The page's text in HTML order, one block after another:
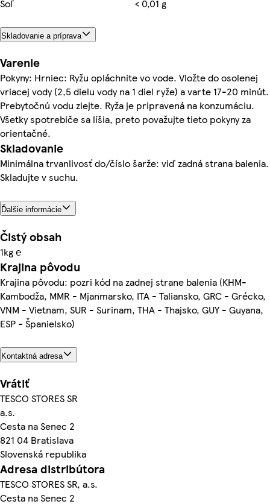
Soľ
< 0,01 g
Skladovanie a príprava
Varenie
Pokyny: Hrniec: Ryžu opláchnite vo vode. Vložte do osolenej
vriacej vody (2,5 dielu vody na 1 diel ryže) a varte 17-20 minút.
Prebytočnú vodu zlejte. Ryža je pripravená na konzumáciu.
Všetky spotrebiče sa líšia, preto považujte tieto pokyny za
orientačné.
Skladovanie
Minimálna trvanlivosť do/číslo šarže: viď zadná strana balenia.
Skladujte v suchu.
Ďalšie informácie
Čistý obsah
1kg ℮
Krajina pôvodu
Krajina pôvodu: pozri kód na zadnej strane balenia (KHM-
Kambodža, MMR - Mjanmarsko, ITA - Taliansko, GRC - Grécko,
VNM - Vietnam, SUR - Surinam, THA - Thajsko, GUY - Guyana,
ESP - Španielsko)
Kontaktná adresa
Vrátiť
TESCO STORES SR
a.s.
Cesta na Senec 2
821 04 Bratislava
Slovenská republika
Adresa distribútora
TESCO STORES SR, a.s.
Cesta na Senec 2